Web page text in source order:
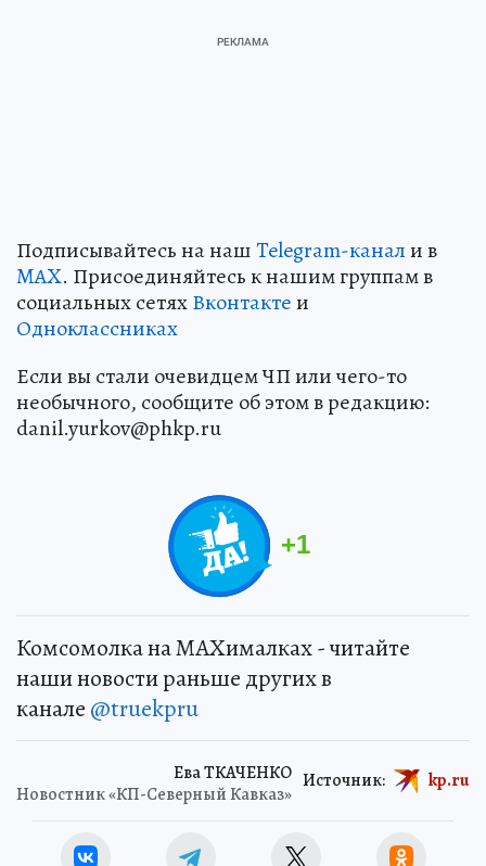
Подписывайтесь на нашTelegram-канали в
MAX. Присоединяйтесь к нашим группам в
социальных сетяхВконтактеи
Одноклассниках
Если вы стали очевидцем ЧП или чего-то
необычного, сообщите об этом в редакцию:
danil.yurkov@phkp.ru
+1
Комсомолка на MAXималках - читайте
наши новости раньше других в
канале @truekpru
Ева ТКАЧЕНКО
Новостник «КП-Северный Кавказ»
Источник: kp.ru